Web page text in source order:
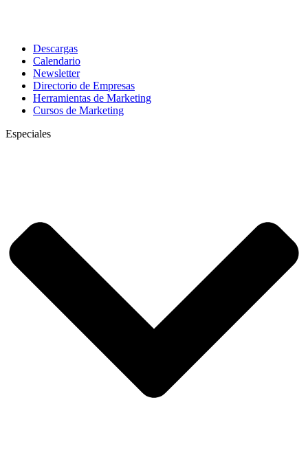
Descargas
Calendario
Newsletter
Directorio de Empresas
Herramientas de Marketing
Cursos de Marketing
Especiales